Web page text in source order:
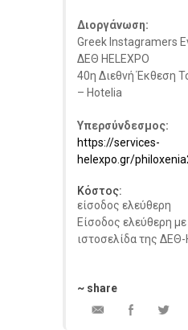
Διοργάνωση:
Greek Instagramers
ΔΕΘ HELEXPO
40η Διεθνή Έκθεση
– Hotelia
Υπερσύνδεσμος:
https://services-
helexpo.gr/
Κόστος:
είσοδος ελεύθερη
Είσοδος ελεύθερη
ιστοσελίδα της ΔΕΘ-
~ share